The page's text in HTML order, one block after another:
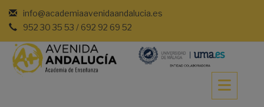
info@academiaavenidaandalucia.es
952 30 35 53 / 692 92 69 52